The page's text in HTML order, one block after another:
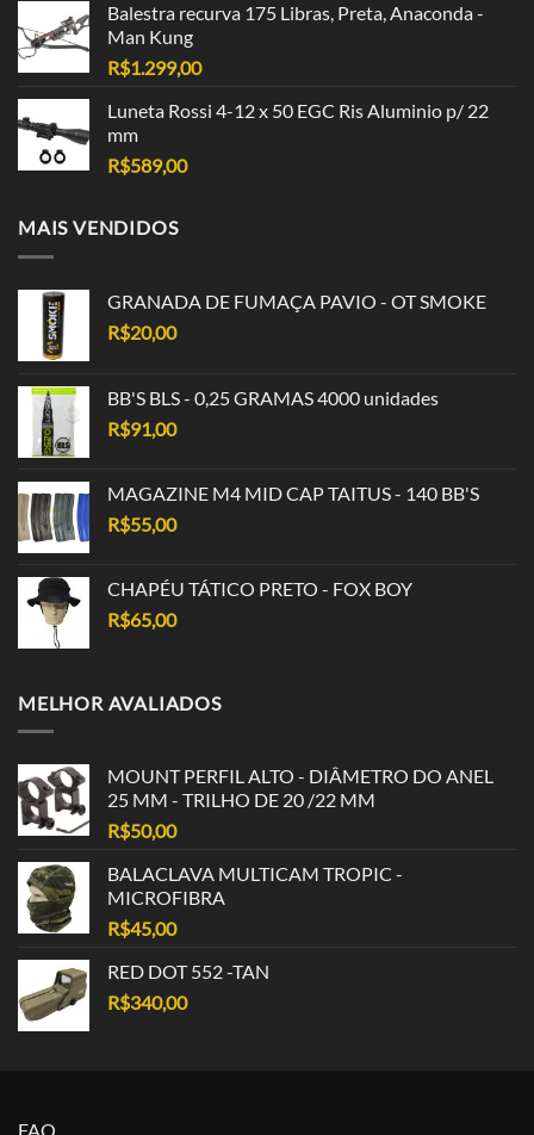
Balestra recurva 175 Libras, Preta, Anaconda -
Man Kung
R$1.299,00
Luneta Rossi 4-12 x 50 EGC Ris Aluminio p/ 22
mm
R$589,00
MAIS VENDIDOS
GRANADA DE FUMAÇA PAVIO - OT SMOKE
R$20,00
BB'S BLS - 0,25 GRAMAS 4000 unidades
R$91,00
MAGAZINE M4 MID CAP TAITUS - 140 BB'S
R$55,00
CHAPÉU TÁTICO PRETO - FOX BOY
R$65,00
MELHOR AVALIADOS
MOUNT PERFIL ALTO - DIÂMETRO DO ANEL
25 MM - TRILHO DE 20 /22 MM
R$50,00
BALACLAVA MULTICAM TROPIC -
MICROFIBRA
R$45,00
RED DOT 552 -TAN
R$340,00
FAQ